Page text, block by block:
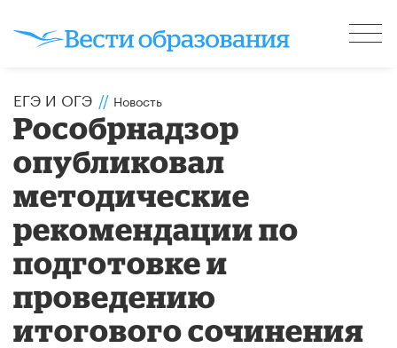
ЕГЭ И ОГЭ // Новость
Рособрнадзор
опубликовал
методические
рекомендации по
подготовке и
проведению
итогового сочинения